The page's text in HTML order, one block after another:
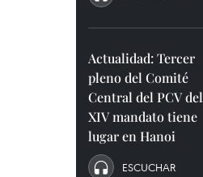
Actualidad: Tercer
pleno del Comité
Central del PCV del
XIV mandato tiene
lugar en Hanoi
ESCUCHAR